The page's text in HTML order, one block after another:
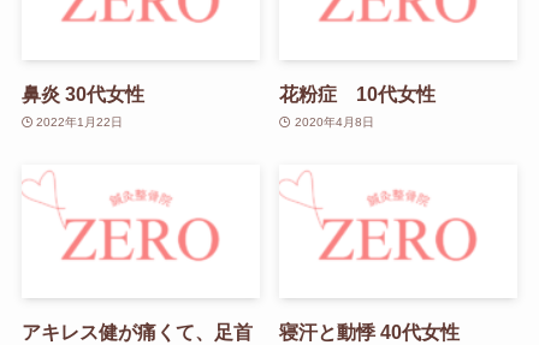
鼻炎 30代女性
2022年1月22日
花粉症 10代女性
2020年4月8日
アキレス健が痛くて、足首
寝汗と動悸 40代女性